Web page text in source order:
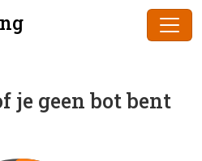
je geen bot bent